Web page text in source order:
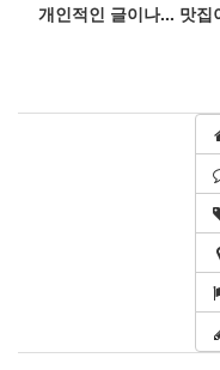
개인적인 글이나... 맛